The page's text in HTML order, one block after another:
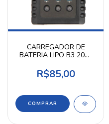
CARREGADOR DE
BATERIA LIPO B3 20W
R$85,00